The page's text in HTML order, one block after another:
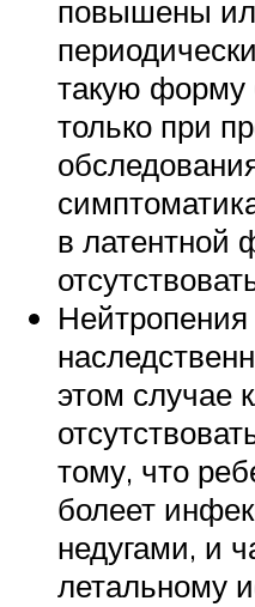
повышены
такую форму
только при
в латентной
этом случае
тому, что
болеет
недугами, и
летальному